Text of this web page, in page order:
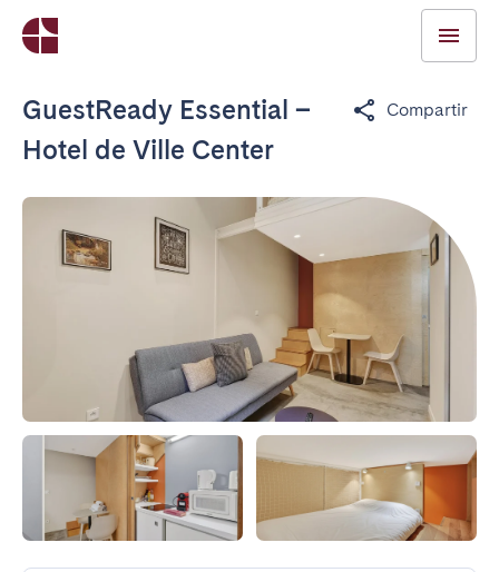
GuestReady Essential –
Hotel de Ville Center
Compartir